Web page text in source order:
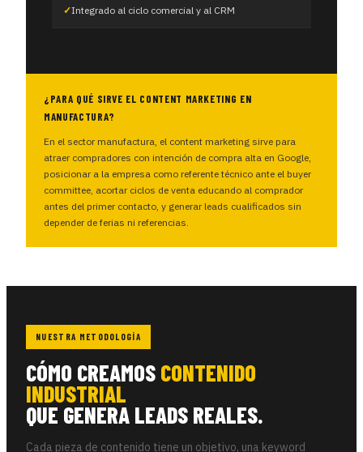
Integrado al ciclo comercial y al CRM
¿PARA QUÉ SIRVE EL CONTENT MARKETING EN
MANUFACTURA?
En el sector manufactura, el content marketing sirve para
atraer compradores con intención de compra alta en Google,
posicionar a la empresa como referente técnico ante el buyer
committee, acortar ciclos de venta educando al comprador
antes del primer contacto, y generar leads cualificados sin
depender de ferias ni referencias.
NUESTRA METODOLOGÍA
CÓMO CREAMOS CONTENIDO
INDUSTRIAL
QUE GENERA LEADS REALES.
Cada pieza de contenido tiene un objetivo, una keyword